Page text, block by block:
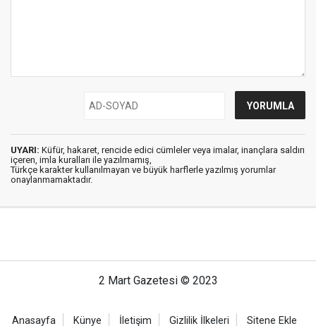
UYARI: Küfür, hakaret, rencide edici cümleler veya imalar, inançlara saldırı
içeren, imla kuralları ile yazılmamış,
Türkçe karakter kullanılmayan ve büyük harflerle yazılmış yorumlar
onaylanmamaktadır.
2 Mart Gazetesi © 2023
Anasayfa Künye İletişim Gizlilik İlkeleri Sitene Ekle